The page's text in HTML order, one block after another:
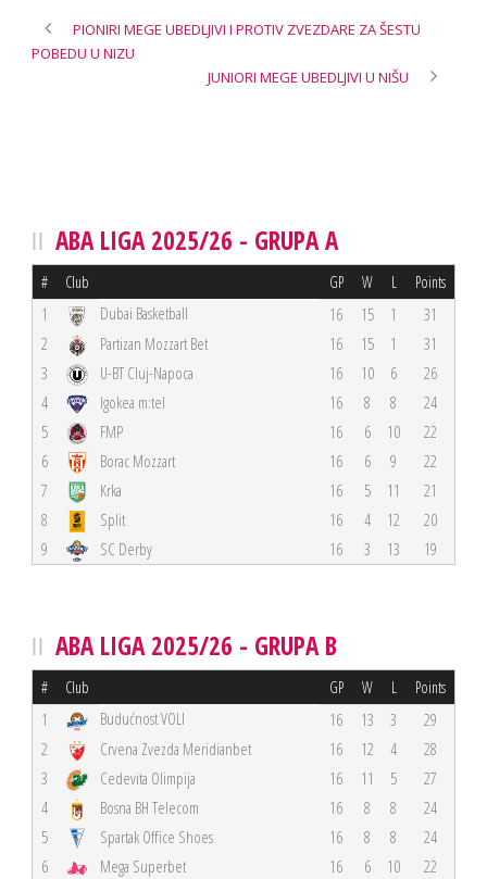
PIONIRI MEGE UBEDLJIVI I PROTIV ZVEZDARE ZA ŠESTU
POBEDU U NIZU
JUNIORI MEGE UBEDLJIVI U NIŠU
ABA LIGA 2025/26 - GRUPA A
# Club GP W L Points
1 Dubai Basketball 16 15 1
31
2
Partizan Mozzart Bet 16 15 1
31
3
U-BT Cluj-Napoca 16 10 6
26
4
Igokea m:tel 16 8 8
24
5
FMP 16 6 10
22
6
Borac Mozzart 16 6 9
22
7
Krka 16 5 11
21
8
Split 16 4 12
20
9
SC Derby 16 3 13 19
ABA LIGA 2025/26 - GRUPA B
# Club GP W L Points
1 Budućnost VOLI 16 13 3
29
2
Crvena Zvezda Meridianbet 16 12 4
28
3
Cedevita Olimpija 16 11 5
27
4
Bosna BH Telecom 16 8 8
24
5
Spartak Office Shoes 16 8 8
24
6
Mega Superbet 16 6 10
22